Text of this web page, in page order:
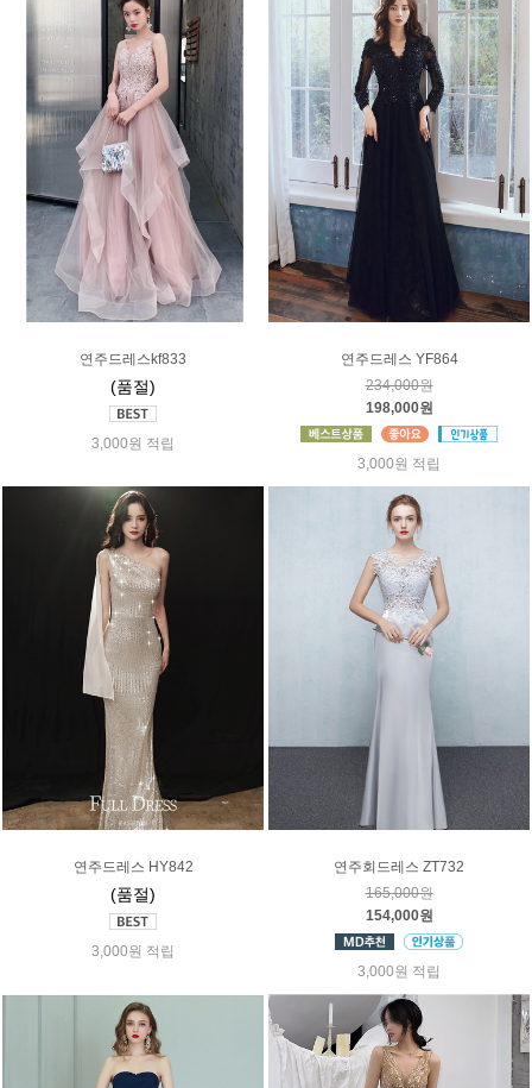
연주드레스kf833
(품절)
3,000원 적립
연주드레스 YF864
234,000원
198,000원
3,000원 적립
연주드레스 HY842
(품절)
3,000원 적립
연주회드레스 ZT732
165,000원
154,000원
3,000원 적립